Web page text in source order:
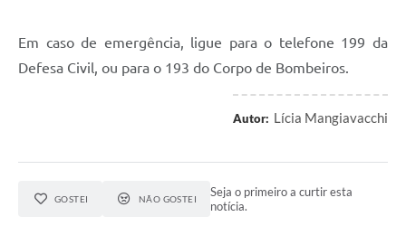
Em caso de emergência, ligue para o telefone 199 da
Defesa Civil, ou para o 193 do Corpo de Bombeiros.
Autor: Lícia Mangiavacchi
GOSTEI NÃO GOSTEI
Seja o primeiro a curtir esta
notícia.